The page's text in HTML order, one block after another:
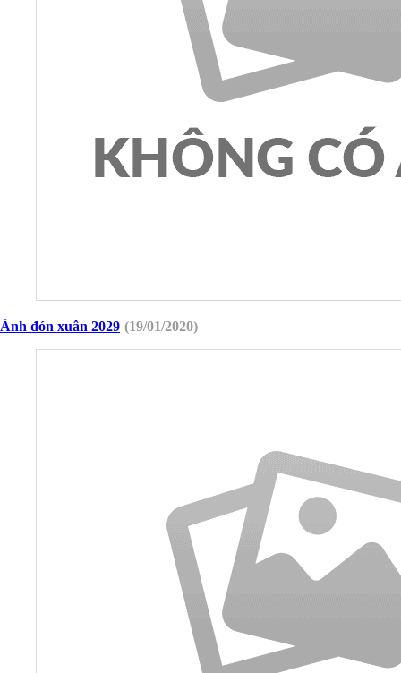
Ảnh đón xuân 2029 (19/01/2020)